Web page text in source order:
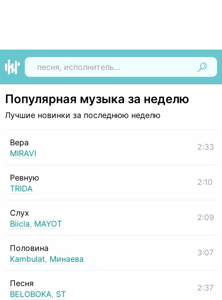
Популярная музыка за неделю
Лучшие новинки за последнюю неделю
Вера
MIRAVI
2:33
Ревную
TRIDA
2:10
Слух
Biicla, MAYOT
2:09
Половина
Kambulat, Минаева
3:07
Песня
BELOBOKA, ST
2:37